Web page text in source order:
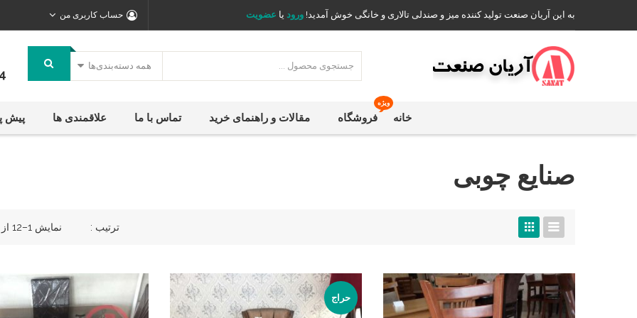
به این آریان صنعت تولید کننده میز و صندلی تالاری و خانگی خوش آمدید! ورود یا عضویت حساب کاربری من
همه دسته‌بندی‌ها
خانه فروشگاه
ویژه
مقالات و راهنمای خرید تماس با ما علاقمندی ها پیش
صنایع چوبی
نمایش 1–12 از 42 نتیجه ترتیب :
حراج